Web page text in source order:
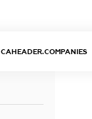
CAHEADER.COMPANIES